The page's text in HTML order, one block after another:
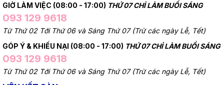
GIỜ LÀM VIỆC (08:00 - 17:00) THỨ 07 CHỈ LÀM BUỔI SÁNG
093 129 9618
Từ Thứ 02 Tới Thứ 06 và Sáng Thứ 07 (Trừ các ngày Lễ, Tết)
GÓP Ý & KHIẾU NẠI (08:00 - 17:00) THỨ 07 CHỈ LÀM BUỔI SÁNG
093 129 9618
Từ Thứ 02 Tới Thứ 06 và Sáng Thứ 07 (Trừ các ngày Lễ, Tết)